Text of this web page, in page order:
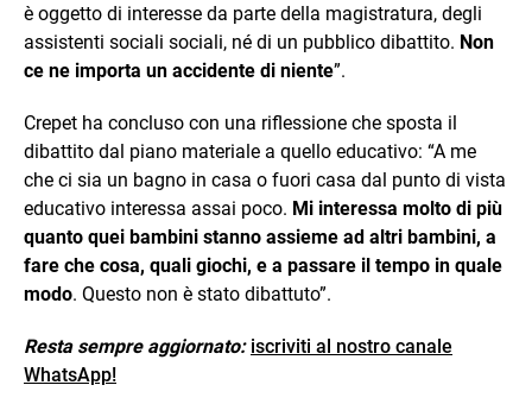
è oggetto di interesse da parte della magistratura, degli
assistenti sociali sociali, né di un pubblico dibattito. Non
ce ne importa un accidente di niente”.
Crepet ha concluso con una riflessione che sposta il
dibattito dal piano materiale a quello educativo: “A me
che ci sia un bagno in casa o fuori casa dal punto di vista
educativo interessa assai poco. Mi interessa molto di più
quanto quei bambini stanno assieme ad altri bambini, a
fare che cosa, quali giochi, e a passare il tempo in quale
modo. Questo non è stato dibattuto”.
Resta sempre aggiornato: iscriviti al nostro canale
WhatsApp!